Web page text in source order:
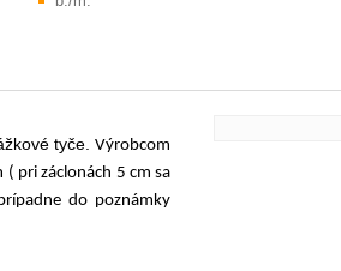
tyče.Výrobcom
pri záclonách 5 cm sa
do poznámky